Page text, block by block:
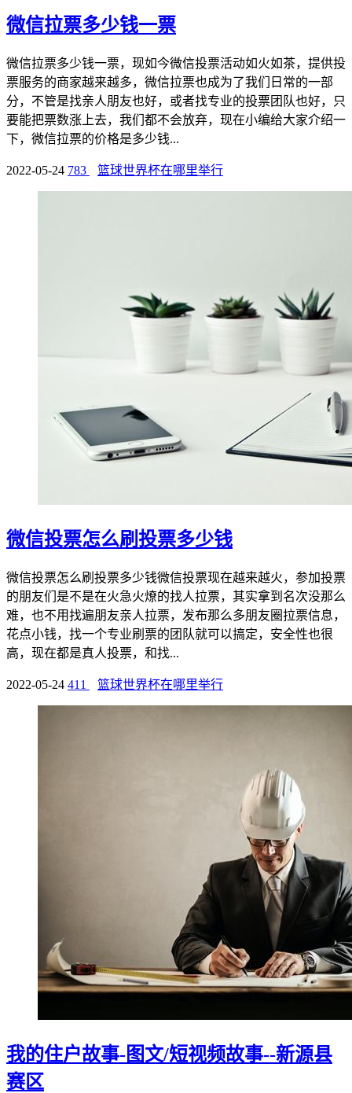
微信拉票多少钱一票
微信拉票多少钱一票，现如今微信投票活动如火如茶，提供投
票服务的商家越来越多，微信拉票也成为了我们日常的一部
分，不管是找亲人朋友也好，或者找专业的投票团队也好，只
要能把票数涨上去，我们都不会放弃，现在小编给大家介绍一
下，微信拉票的价格是多少钱...
2022-05-24 783 篮球世界杯在哪里举行
微信投票怎么刷投票多少钱
微信投票怎么刷投票多少钱微信投票现在越来越火，参加投票
的朋友们是不是在火急火燎的找人拉票，其实拿到名次没那么
难，也不用找遍朋友亲人拉票，发布那么多朋友圈拉票信息，
花点小钱，找一个专业刷票的团队就可以搞定，安全性也很
高，现在都是真人投票，和找...
2022-05-24 411 篮球世界杯在哪里举行
我的住户故事-图文/短视频故事--新源县
赛区